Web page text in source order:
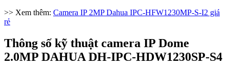
>> Xem thêm: Camera IP 2MP Dahua IPC-HFW1230MP-S-I2 giá
rẻ
Thông số kỹ thuật camera IP Dome
2.0MP DAHUA DH-IPC-HDW1230SP-S4